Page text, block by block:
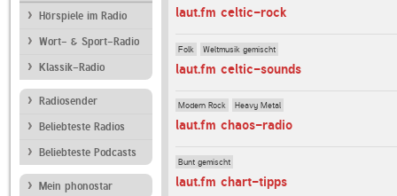
Hörspiele im Radio
Wort- & Sport-Radio
Klassik-Radio
Radiosender
Beliebteste Radios
Beliebteste Podcasts
Mein phonostar
laut.fm celtic-rock
Folk Weltmusik gemischt
laut.fm celtic-sounds
Modern Rock Heavy Metal
laut.fm chaos-radio
Bunt gemischt
laut.fm chart-tipps